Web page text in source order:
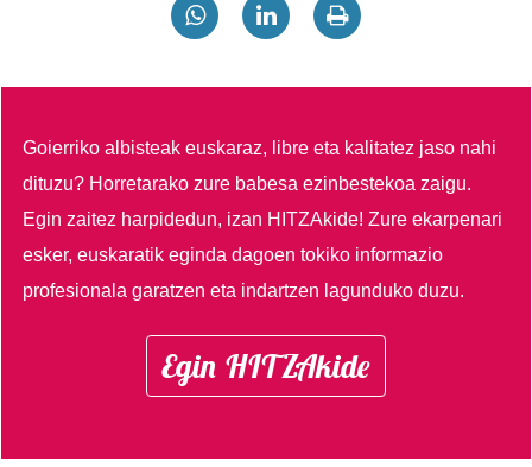
Goierriko albisteak euskaraz, libre eta kalitatez jaso nahi
dituzu? Horretarako zure babesa ezinbestekoa zaigu.
Egin zaitez harpidedun, izan HITZAkide!Zure ekarpenari
esker, euskaratik eginda dagoen tokiko informazio
profesionala garatzen eta indartzen lagunduko duzu.
Egin HITZAkide